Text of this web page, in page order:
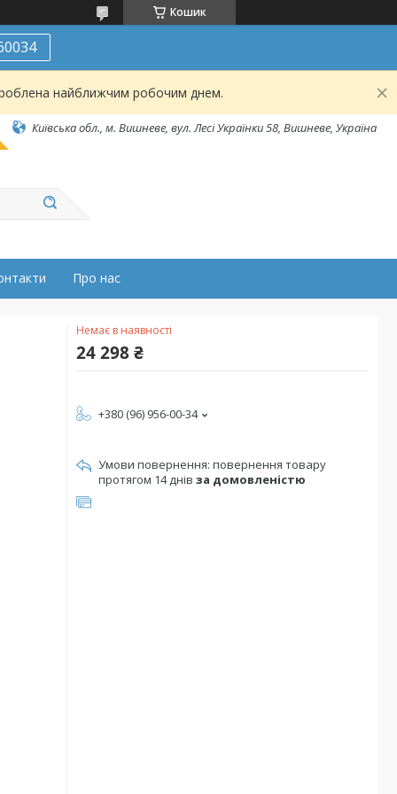
Кошик
найближчим робочим днем.
Київська обл., м. Вишневе, вул. Лесі Українки 58, Вишневе, Україна
Про нас
Немає в наявності
24 298 ₴
+380 (96) 956-00-34
повернення товару
протягом 14 днів за домовленістю